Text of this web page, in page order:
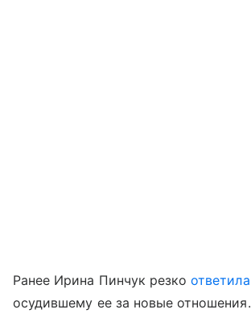
Ранее Ирина Пинчук резкоответила
осудившему ее за новые отношения.